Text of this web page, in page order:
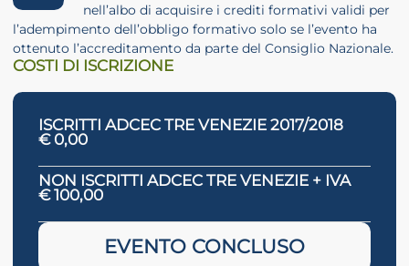
nell’albo di acquisire i crediti formativi validi per
l’adempimento dell’obbligo formativo solo se l’evento ha
ottenuto l’accreditamento da parte del Consiglio Nazionale.
COSTI DI ISCRIZIONE
ISCRITTI ADCEC TRE VENEZIE 2017/2018
€ 0,00
NON ISCRITTI ADCEC TRE VENEZIE + IVA
€ 100,00
EVENTO CONCLUSO